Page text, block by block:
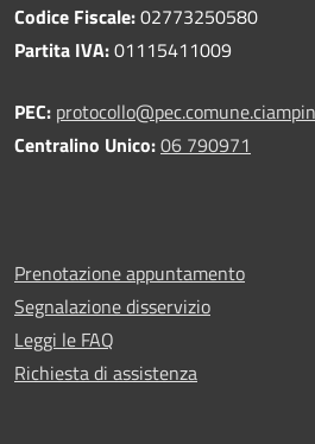
Codice Fiscale:02773250580
Partita IVA:01115411009
PEC:
Centralino Unico:06 790971
Prenotazione appuntamento
Segnalazione disservizio
Leggi le FAQ
Richiesta di assistenza